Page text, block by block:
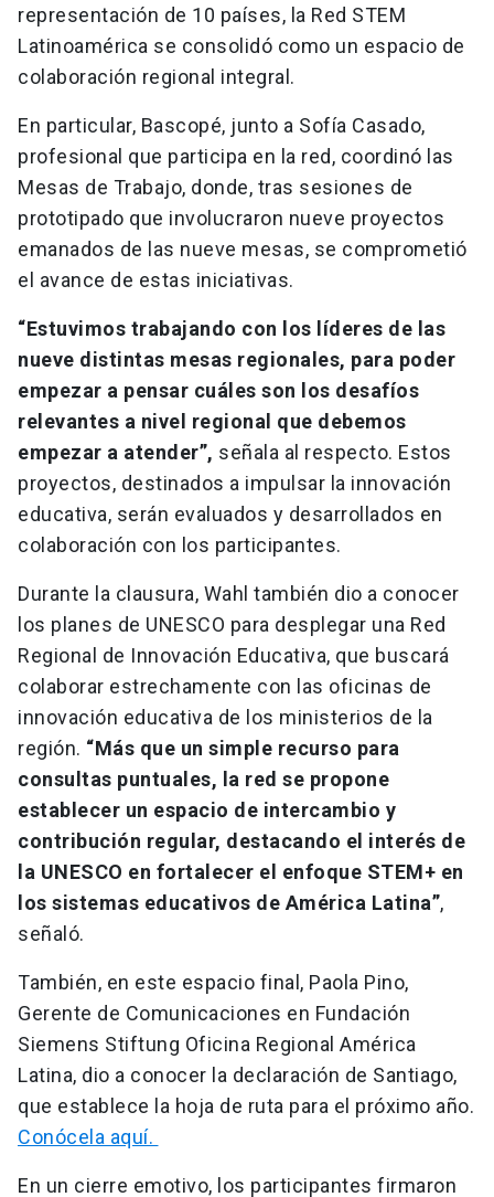
representación de 10 países, la Red STEM
Latinoamérica se consolidó como un espacio de
colaboración regional integral.
En particular, Bascopé, junto a Sofía Casado,
profesional que participa en la red, coordinó las
Mesas de Trabajo, donde, tras sesiones de
prototipado que involucraron nueve proyectos
emanados de las nueve mesas, se comprometió
el avance de estas iniciativas.
“Estuvimos trabajando con los líderes de las
nueve distintas mesas regionales, para poder
empezar a pensar cuáles son los desafíos
relevantes a nivel regional que debemos
empezar a atender”, señala al respecto. Estos
proyectos, destinados a impulsar la innovación
educativa, serán evaluados y desarrollados en
colaboración con los participantes.
Durante la clausura, Wahl también dio a conocer
los planes de UNESCO para desplegar una Red
Regional de Innovación Educativa, que buscará
colaborar estrechamente con las oficinas de
innovación educativa de los ministerios de la
región. “Más que un simple recurso para
consultas puntuales, la red se propone
establecer un espacio de intercambio y
contribución regular, destacando el interés de
la UNESCO en fortalecer el enfoque STEM+ en
los sistemas educativos de América Latina”,
señaló.
También, en este espacio final, Paola Pino,
Gerente de Comunicaciones en Fundación
Siemens Stiftung Oficina Regional América
Latina, dio a conocer la declaración de Santiago,
que establece la hoja de ruta para el próximo año.
Conócela aquí.
En un cierre emotivo, los participantes firmaron